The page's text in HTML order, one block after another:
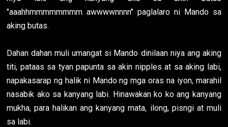
"aaahhmmmmmmmm awwwwnnnn" paglalaro ni Mando sa
aking butas.
Dahan dahan muli umangat si Mando dinilaan niya ang aking
titi, pataas sa tyan papunta sa akin nipples at sa aking labi,
napakasarap ng halik ni Mando ng mga oras na iyon, marahil
nasabik ako sa kanyang labi. Hinawakan ko ko ang kanyang
mukha, para halikan ang kanyang mata, ilong, pisngi at muli
sa labi.